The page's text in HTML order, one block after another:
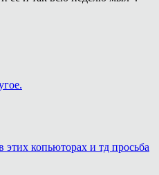
копьюторах и тд просьба